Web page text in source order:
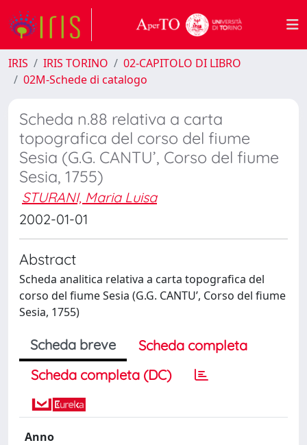
IRIS IRIS TORINO
02-CAPITOLO DI LIBRO
02M-Schede di catalogo
Scheda n.88 relativa a carta
topografica del corso del fiume
Sesia (G.G. CANTU’, Corso del fiume
Sesia, 1755)
STURANI, Maria Luisa
2002-01-01
Abstract
Scheda analitica relativa a carta topografica del
corso del fiume Sesia (G.G. CANTU’, Corso del fiume
Sesia, 1755)
Scheda breve
Scheda completa
Scheda completa (DC)
Anno